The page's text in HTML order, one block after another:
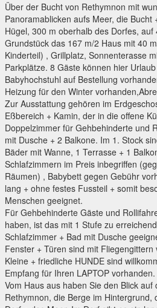
Über der Bucht von Rethymnon mit
Panoramablicken aufs Meer, die Bucht
Hügel, 300 m oberhalb des Dorfes,
Grundstück das 167 m/2 Haus mit 40
Kinderteil) , Grillplatz, Sonnenterasse
Parkplätze. 8 Gäste können hier
Babyhochstuhl auf Bestellung
Heizung für den Winter
Zur Ausstattung gehören im
Eßbereich + Kamin, der in die offene
Doppelzimmer für Gehbehinderte und
mit Dusche + 2 Balkone. Im 1. Stock
Bäder mit Wanne, 1 Terrasse + 1
Schlafzimmern im Preis inbegriffen
Räumen) , Babybett gegen Gebühr
lang + ohne festes Fussteil + somit
Menschen geeignet.
Für Gehbehinderte Gäste und
haben, ist das mit 1 Stufe zu
Schlafzimmer + Bad mit Dusche
Fenster + Türen sind mit Fliegengittern
Kleine + friedliche HUNDE sind
Empfang für Ihren LAPTOP vorhanden.
Vom Haus aus haben Sie den Blick auf
Rethymnon, die Berge im Hintergrund,